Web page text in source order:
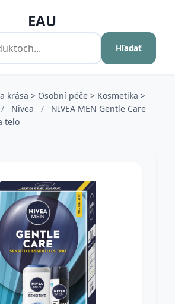
EAU
Hľadať
krása > Osobní péče > Kosmetika >
/ Nivea /
NIVEA MEN Gentle Care
telo